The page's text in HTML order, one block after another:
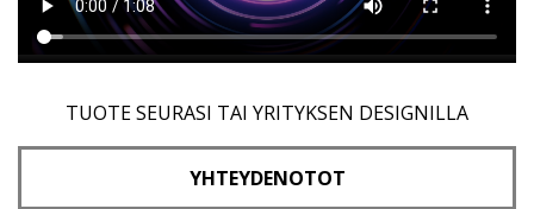
TUOTE SEURASI TAI YRITYKSEN DESIGNILLA
YHTEYDENOTOT